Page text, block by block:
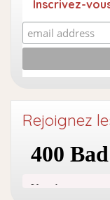
Inscrivez-
Rejoignez